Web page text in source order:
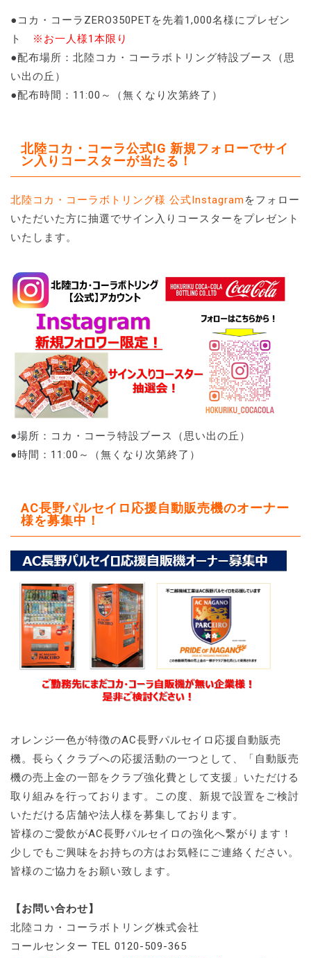
●コカ・コーラZERO350PETを先着1,000名様にプレゼン
ト
※お一人様1本限り
●配布場所：北陸コカ・コーラボトリング特設ブース（思
い出の丘）
●配布時間：11:00～（無くなり次第終了）
北陸コカ・コーラ公式IG 新規フォローでサイ
ン入りコースターが当たる！
北陸コカ・コーラボトリング様 公式Instagram をフォロー
いただいた方に抽選でサイン入りコースターをプレゼント
いたします。
●場所：コカ・コーラ特設ブース（思い出の丘）
●時間：11:00～（無くなり次第終了）
AC長野パルセイロ応援自動販売機のオーナー
様を募集中！
オレンジ一色が特徴のAC長野パルセイロ応援自動販売
機。長らくクラブへの応援活動の一つとして、「自動販売
機の売上金の一部をクラブ強化費として支援」いただける
取り組みを行っております。この度、新規で設置をご検討
いただける店舗や法人様を募集しております。
皆様のご愛飲がAC長野パルセイロの強化へ繋がります！
少しでもご興味をお持ちの方はお気軽にご連絡ください。
皆様のご協力をお願い致します。
【お問い合わせ】
北陸コカ・コーラボトリング株式会社
コールセンター TEL 0120-509-365